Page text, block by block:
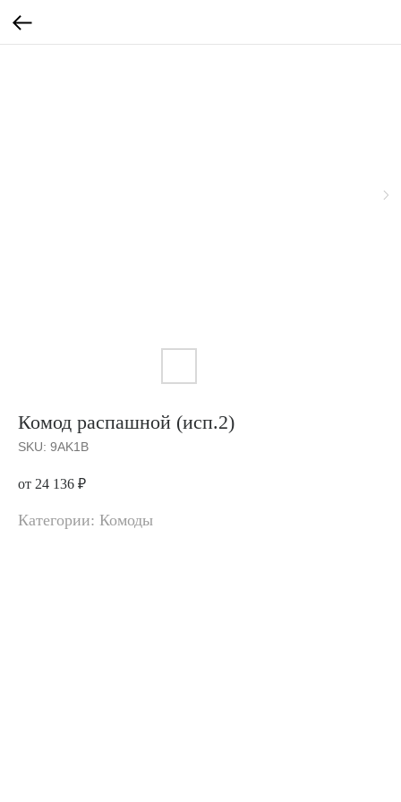
Комод распашной (исп.2)
SKU: 9AK1B
от 24 136 ₽
Категории: Комоды